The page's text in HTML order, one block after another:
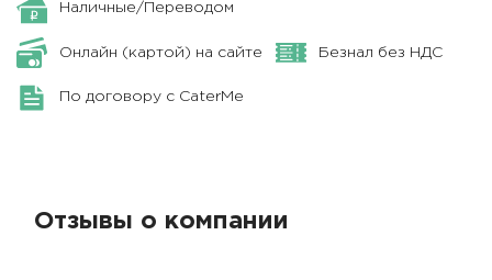
Наличные/Переводом
Онлайн (картой) на сайте Безнал без НДС
По договору с CaterMe
Отзывы о компании